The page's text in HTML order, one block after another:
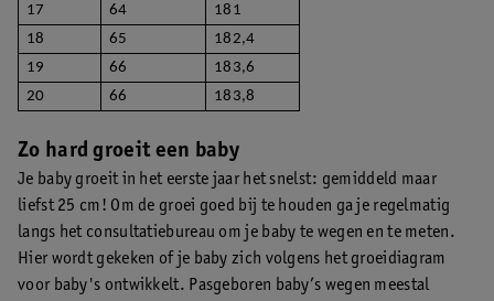
17
64
181
18
65
182,4
19
66
183,6
20
66 183,8
Zo hard groeit een baby
Je baby groeit in het eerste jaar het snelst: gemiddeld maar
liefst 25 cm! Om de groei goed bij te houden ga je regelmatig
langs het consultatiebureau om je baby te wegen en te meten.
Hier wordt gekeken of je baby zich volgens het groeidiagram
voor baby's ontwikkelt. Pasgeboren baby’s wegen meestal